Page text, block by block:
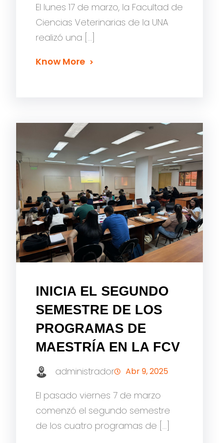
El lunes 17 de marzo, la Facultad de
Ciencias Veterinarias de la UNA
realizó una […]
Know More
INICIA EL SEGUNDO
SEMESTRE DE LOS
PROGRAMAS DE
MAESTRÍA EN LA FCV
administrador Abr 9, 2025
El pasado viernes 7 de marzo
comenzó el segundo semestre
de los cuatro programas de […]